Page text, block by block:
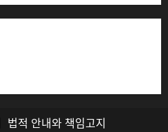
법적 안내와 책임고지